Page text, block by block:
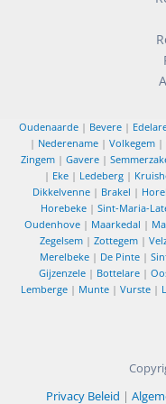
Oudenaarde | Bevere |
| Nederename| Volkegem|
Zingem| Gavere|
| Eke| Ledeberg|
Dikkelvenne | Brakel |
Horebeke| Sint-Maria-
Oudenhove| Maarkedal |
Zegelsem| Zottegem|
Merelbeke| De Pinte|
Gijzenzele | Bottelare |
Lemberge | Munte | Vurste |
Privacy Beleid |